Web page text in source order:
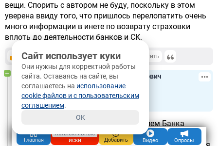
вещи. Спорить с автором не буду, поскольку в этом
уверена ввиду того, что пришлось перелопатить очень
много информации в инете по возврату страховки
вплоть до деятельности банков и СК.
+8 / -2 картой Ответить
Адвокат Солдат Степан Владимирович
556.4к
12.01.2020, 14:39 Краснодар
Чат Подписаться
Вы не со мной спорите, а с Положением Банка
России. А вся Ваша информация взята из
Главная
Коллективные
иски
Добавить Видео Опросы
Сайт использует куки
Они нужны для корректной работы
сайта. Оставаясь на сайте, вы
соглашаетесь на использование
cookie файлов и с пользовательским
соглашением.
OK